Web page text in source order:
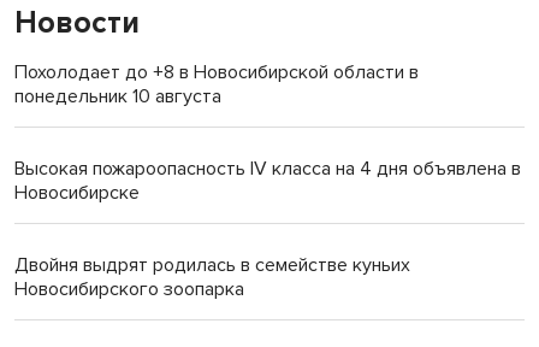
Новости
Похолодает до +8 в Новосибирской области в
понедельник 10 августа
Высокая пожароопасность IV класса на 4 дня объявлена в
Новосибирске
Двойня выдрят родилась в семействе куньих
Новосибирского зоопарка